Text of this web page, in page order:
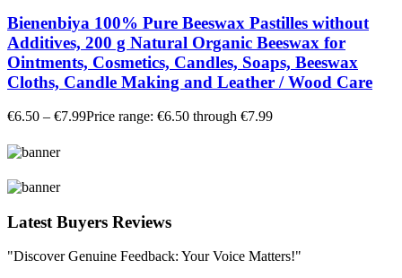
Bienenbiya 100% Pure Beeswax Pastilles without
Additives, 200 g Natural Organic Beeswax for
Ointments, Cosmetics, Candles, Soaps, Beeswax
Cloths, Candle Making and Leather / Wood Care
€6.50 – €7.99Price range: €6.50 through €7.99
Latest Buyers Reviews
"Discover Genuine Feedback: Your Voice Matters!"